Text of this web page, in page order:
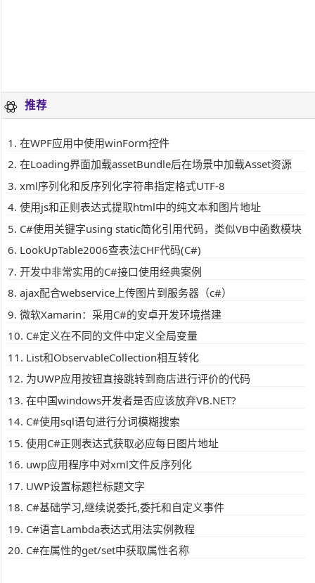
推荐
在WPF应用中使用winForm控件
在Loading界面加载assetBundle后在场景中加载Asset资源
xml序列化和反序列化字符串指定格式UTF-8
使用js和正则表达式提取html中的纯文本和图片地址
C#使用关键字using static简化引用代码，类似VB中函数模块
LookUpTable2006查表法CHF代码(C#)
开发中非常实用的C#接口使用经典案例
ajax配合webservice上传图片到服务器（c#）
微软Xamarin：采用C#的安卓开发环境搭建
C#定义在不同的文件中定义全局变量
List和ObservableCollection相互转化
为UWP应用按钮直接跳转到商店进行评价的代码
在中国windows开发者是否应该放弃VB.NET?
C#使用sql语句进行分词模糊搜索
使用C#正则表达式获取必应每日图片地址
uwp应用程序中对xml文件反序列化
UWP设置标题栏标题文字
C#基础学习,继续说委托,委托和自定义事件
C#语言Lambda表达式用法实例教程
C#在属性的get/set中获取属性名称